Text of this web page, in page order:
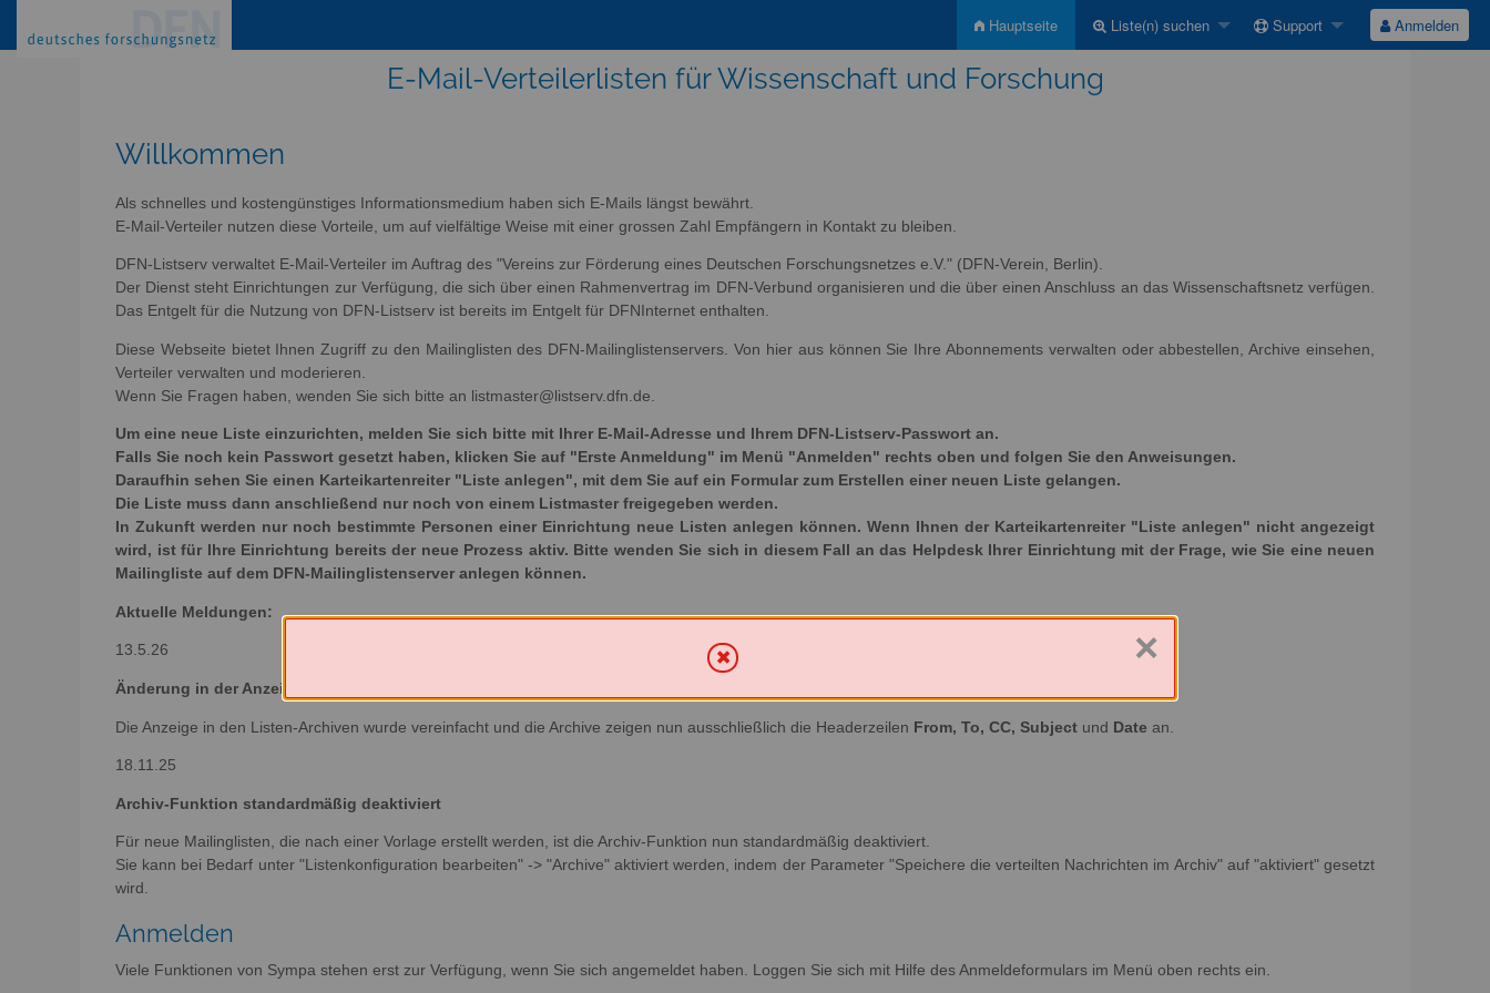
Hauptseite Liste(n) suchen Support Anmelden
E-Mail-Verteilerlisten für Wissenschaft und Forschung
Willkommen
Als schnelles und kostengünstiges Informationsmedium haben sich E-Mails längst bewährt.
E-Mail-Verteiler nutzen diese Vorteile, um auf vielfältige Weise mit einer grossen Zahl Empfängern in Kontakt zu bleiben.
DFN-Listserv verwaltet E-Mail-Verteiler im Auftrag des "Vereins zur Förderung eines Deutschen Forschungsnetzes e.V." (DFN-Verein, Berlin).
Der Dienst steht Einrichtungen zur Verfügung, die sich über einen Rahmenvertrag im DFN-Verbund organisieren und die über einen Anschluss an das Wissenschaftsnetz verfügen.
Das Entgelt für die Nutzung von DFN-Listserv ist bereits im Entgelt für DFNInternet enthalten.
Diese Webseite bietet Ihnen Zugriff zu den Mailinglisten des DFN-Mailinglistenservers. Von hier aus können Sie Ihre Abonnements verwalten oder abbestellen, Archive einsehen,
Verteiler verwalten und moderieren.
Wenn Sie Fragen haben, wenden Sie sich bitte an listmaster@listserv.dfn.de.
Um eine neue Liste einzurichten, melden Sie sich bitte mit Ihrer E-Mail-Adresse und Ihrem DFN-Listserv-Passwort an.
Falls Sie noch kein Passwort gesetzt haben, klicken Sie auf "Erste Anmeldung" im Menü "Anmelden" rechts oben und folgen Sie den Anweisungen.
Daraufhin sehen Sie einen Karteikartenreiter "Liste anlegen", mit dem Sie auf ein Formular zum Erstellen einer neuen Liste gelangen.
Die Liste muss dann anschließend nur noch von einem Listmaster freigegeben werden.
In Zukunft werden nur noch bestimmte Personen einer Einrichtung neue Listen anlegen können. Wenn Ihnen der Karteikartenreiter "Liste anlegen" nicht angezeigt
wird, ist für Ihre Einrichtung bereits der neue Prozess aktiv. Bitte wenden Sie sich in diesem Fall an das Helpdesk Ihrer Einrichtung mit der Frage, wie Sie eine neuen
Mailingliste auf dem DFN-Mailinglistenserver anlegen können.
Aktuelle Meldungen:
13.5.26
Änderung in der Anzeige der Archive
Die Anzeige in den Listen-Archiven wurde vereinfacht und die Archive zeigen nun ausschließlich die Headerzeilen From, To, CC, Subject und Date an.
18.11.25
Archiv-Funktion standardmäßig deaktiviert
Für neue Mailinglisten, die nach einer Vorlage erstellt werden, ist die Archiv-Funktion nun standardmäßig deaktiviert.
Sie kann bei Bedarf unter "Listenkonfiguration bearbeiten" -> "Archive" aktiviert werden, indem der Parameter "Speichere die verteilten Nachrichten im Archiv" auf "aktiviert" gesetzt
wird.
Anmelden
Viele Funktionen von Sympa stehen erst zur Verfügung, wenn Sie sich angemeldet haben. Loggen Sie sich mit Hilfe des Anmeldeformulars im Menü oben rechts ein.
×